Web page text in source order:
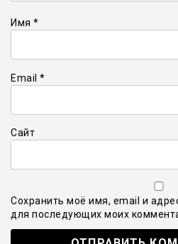
Имя *
Email *
Сайт
Сохранить моё имя, email и
для последующих моих